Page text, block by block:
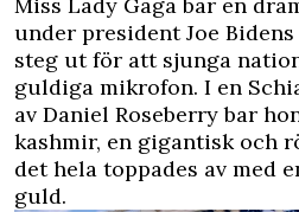
Miss Lady Gaga bar en
under president Joe
steg ut för att sjunga
guldiga mikrofon. I en
av Daniel Roseberry bar
kashmir, en gigantisk och
det hela toppades av med
guld.